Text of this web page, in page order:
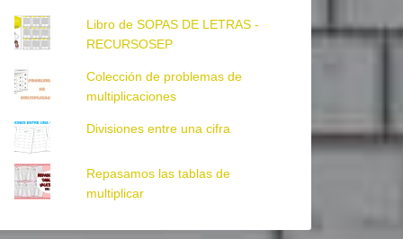
Libro de SOPAS DE LETRAS -
RECURSOSEP
Colección de problemas de
multiplicaciones
Divisiones entre una cifra
Repasamos las tablas de
multiplicar